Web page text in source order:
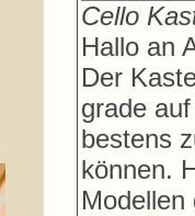
Cello
Hallo an
Der
grade
bestens
können.